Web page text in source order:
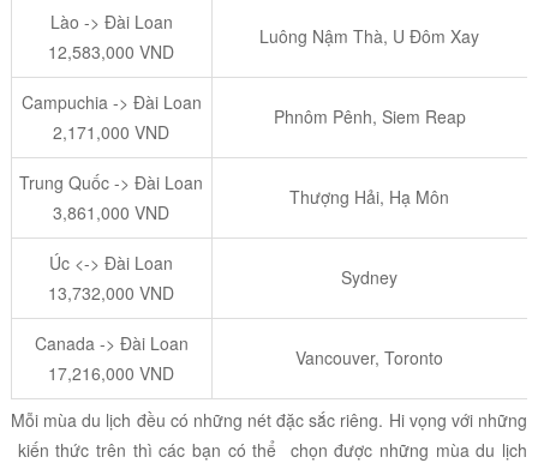
Lào -> Đài Loan
12,583,000 VND
Luông Nậm Thà, U Đôm Xay
Campuchia -> Đài Loan
2,171,000 VND
Phnôm Pênh, Siem Reap
Trung Quốc -> Đài Loan
3,861,000 VND
Thượng Hải, Hạ Môn
Úc <-> Đài Loan
13,732,000 VND
Sydney
Canada -> Đài Loan
17,216,000 VND
Vancouver, Toronto
Mỗi mùa du lịch đều có những nét đặc sắc riêng. Hi vọng với những
kiến thức trên thì các bạn có thể chọn được những mùa du lịch